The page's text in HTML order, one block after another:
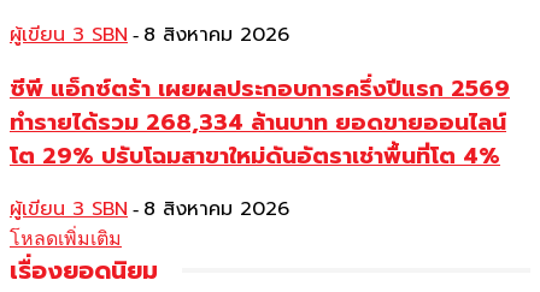
ผู้เขียน 3 SBN - 8 สิงหาคม 2026
ซีพี แอ็กซ์ตร้า เผยผลประกอบการครึ่งปีแรก 2569
ทำรายได้รวม 268,334 ล้านบาท ยอดขายออนไลน์
โต 29% ปรับโฉมสาขาใหม่ดันอัตราเช่าพื้นที่โต 4%
ผู้เขียน 3 SBN - 8 สิงหาคม 2026
โหลดเพิ่มเติม
เรื่องยอดนิยม